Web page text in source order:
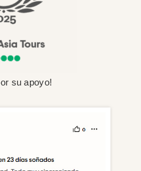
su apoyo!